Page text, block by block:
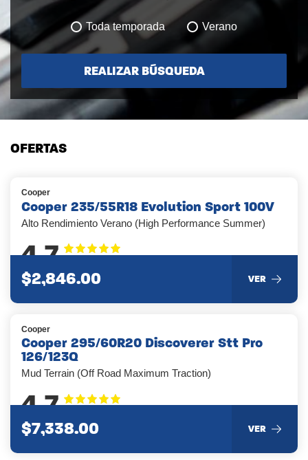
Toda temporada Verano
REALIZAR BÚSQUEDA
OFERTAS
Cooper
Cooper 235/55R18 Evolution Sport 100V
Alto Rendimiento Verano (High Performance Summer)
4.7
$2,846.00 VER
Cooper
Cooper 295/60R20 Discoverer Stt Pro
126/123Q
Mud Terrain (Off Road Maximum Traction)
4.7
$7,338.00 VER